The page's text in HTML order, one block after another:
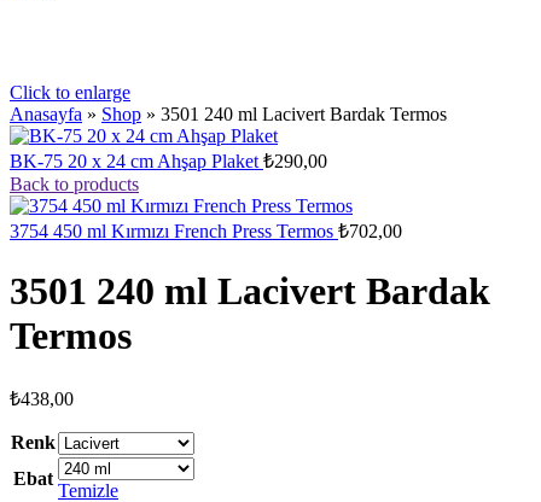
Click to enlarge
Anasayfa » Shop » 3501 240 ml Lacivert Bardak Termos
BK-75 20 x 24 cm Ahşap Plaket ₺290,00
Back to products
3754 450 ml Kırmızı French Press Termos ₺702,00
3501 240 ml Lacivert Bardak
Termos
₺438,00
Renk
Ebat
Temizle